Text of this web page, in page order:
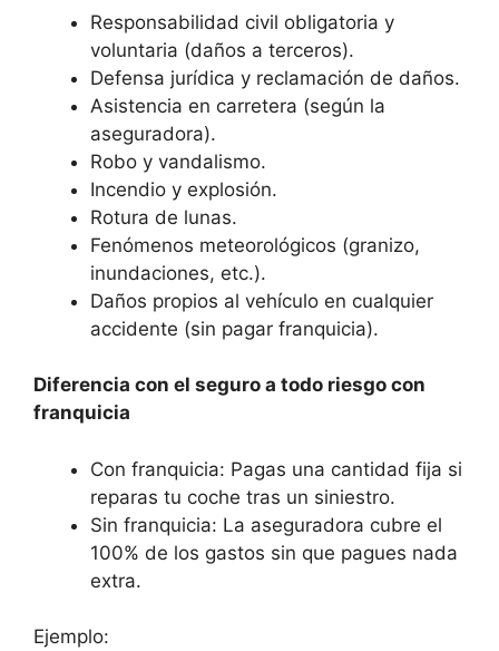
Responsabilidad civil obligatoria y
voluntaria (daños a terceros).
Defensa jurídica y reclamación de daños.
Asistencia en carretera (según la
aseguradora).
Robo y vandalismo.
Incendio y explosión.
Rotura de lunas.
Fenómenos meteorológicos (granizo,
inundaciones, etc.).
Daños propios al vehículo en cualquier
accidente (sin pagar franquicia).
Diferencia con el seguro a todo riesgo con
franquicia
Con franquicia: Pagas una cantidad fija si
reparas tu coche tras un siniestro.
Sin franquicia: La aseguradora cubre el
100% de los gastos sin que pagues nada
extra.
Ejemplo: